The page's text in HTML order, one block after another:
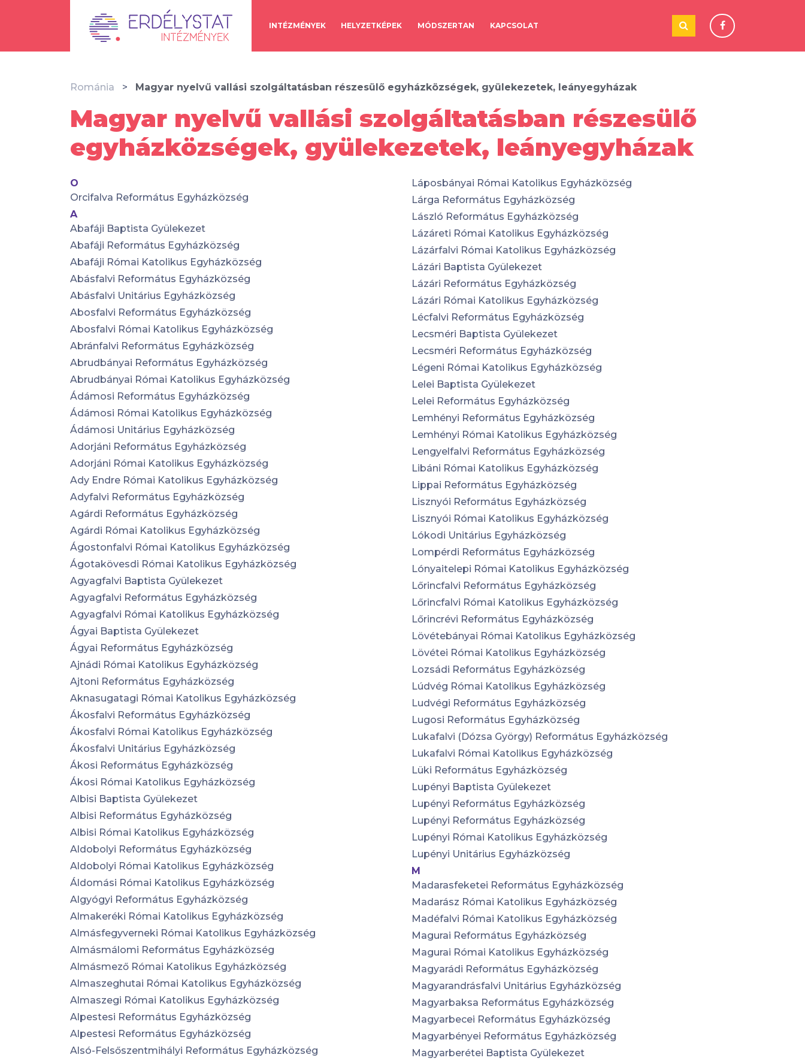
INTÉZMÉNYEK HELYZETKÉPEK MÓDSZERTAN KAPCSOLAT
Románia Magyar nyelvű vallási szolgáltatásban részesülő egyházközségek, gyülekezetek, leányegyházak
Magyar nyelvű vallási szolgáltatásban részesülő
egyházközségek, gyülekezetek, leányegyházak
O
Orcifalva Református Egyházközség
A
Abafáji Baptista Gyülekezet
Abafáji Református Egyházközség
Abafáji Római Katolikus Egyházközség
Abásfalvi Református Egyházközség
Abásfalvi Unitárius Egyházközség
Abosfalvi Református Egyházközség
Abosfalvi Római Katolikus Egyházközség
Abránfalvi Református Egyházközség
Abrudbányai Református Egyházközség
Abrudbányai Római Katolikus Egyházközség
Ádámosi Református Egyházközség
Ádámosi Római Katolikus Egyházközség
Ádámosi Unitárius Egyházközség
Adorjáni Református Egyházközség
Adorjáni Római Katolikus Egyházközség
Ady Endre Római Katolikus Egyházközség
Adyfalvi Református Egyházközség
Agárdi Református Egyházközség
Agárdi Római Katolikus Egyházközség
Ágostonfalvi Római Katolikus Egyházközség
Ágotakövesdi Római Katolikus Egyházközség
Agyagfalvi Baptista Gyülekezet
Agyagfalvi Református Egyházközség
Agyagfalvi Római Katolikus Egyházközség
Ágyai Baptista Gyülekezet
Ágyai Református Egyházközség
Ajnádi Római Katolikus Egyházközség
Ajtoni Református Egyházközség
Aknasugatagi Római Katolikus Egyházközség
Ákosfalvi Református Egyházközség
Ákosfalvi Római Katolikus Egyházközség
Ákosfalvi Unitárius Egyházközség
Ákosi Református Egyházközség
Ákosi Római Katolikus Egyházközség
Albisi Baptista Gyülekezet
Albisi Református Egyházközség
Albisi Római Katolikus Egyházközség
Aldobolyi Református Egyházközség
Aldobolyi Római Katolikus Egyházközség
Áldomási Római Katolikus Egyházközség
Algyógyi Református Egyházközség
Almakeréki Római Katolikus Egyházközség
Almásfegyverneki Római Katolikus Egyházközség
Almásmálomi Református Egyházközség
Almásmező Római Katolikus Egyházközség
Almaszeghutai Római Katolikus Egyházközség
Almaszegi Római Katolikus Egyházközség
Alpestesi Református Egyházközség
Alpestesi Református Egyházközség
Alsó-Felsőszentmihályi Református Egyházközség
Láposbányai Római Katolikus Egyházközség
Lárga Református Egyházközség
László Református Egyházközség
Lázáreti Római Katolikus Egyházközség
Lázárfalvi Római Katolikus Egyházközség
Lázári Baptista Gyülekezet
Lázári Református Egyházközség
Lázári Római Katolikus Egyházközség
Lécfalvi Református Egyházközség
Lecsméri Baptista Gyülekezet
Lecsméri Református Egyházközség
Légeni Római Katolikus Egyházközség
Lelei Baptista Gyülekezet
Lelei Református Egyházközség
Lemhényi Református Egyházközség
Lemhényi Római Katolikus Egyházközség
Lengyelfalvi Református Egyházközség
Libáni Római Katolikus Egyházközség
Lippai Református Egyházközség
Lisznyói Református Egyházközség
Lisznyói Római Katolikus Egyházközség
Lókodi Unitárius Egyházközség
Lompérdi Református Egyházközség
Lónyaitelepi Római Katolikus Egyházközség
Lőrincfalvi Református Egyházközség
Lőrincfalvi Római Katolikus Egyházközség
Lőrincrévi Református Egyházközség
Lövétebányai Római Katolikus Egyházközség
Lövétei Római Katolikus Egyházközség
Lozsádi Református Egyházközség
Lúdvég Római Katolikus Egyházközség
Ludvégi Református Egyházközség
Lugosi Református Egyházközség
Lukafalvi (Dózsa György) Református Egyházközség
Lukafalvi Római Katolikus Egyházközség
Lüki Református Egyházközség
Lupényi Baptista Gyülekezet
Lupényi Református Egyházközség
Lupényi Református Egyházközség
Lupényi Római Katolikus Egyházközség
Lupényi Unitárius Egyházközség
M
Madarasfeketei Református Egyházközség
Madarász Római Katolikus Egyházközség
Madéfalvi Római Katolikus Egyházközség
Magurai Református Egyházközség
Magurai Római Katolikus Egyházközség
Magyarádi Református Egyházközség
Magyarandrásfalvi Unitárius Egyházközség
Magyarbaksa Református Egyházközség
Magyarbecei Református Egyházközség
Magyarbényei Református Egyházközség
Magyarberétei Baptista Gyülekezet